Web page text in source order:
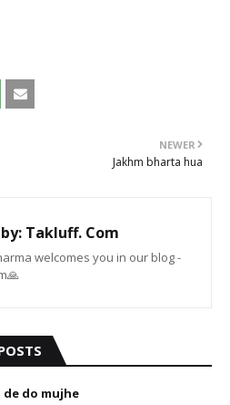
NEWER
Jakhm bharta hua
Takluff. Com
welcomes you in our blog -
de do mujhe